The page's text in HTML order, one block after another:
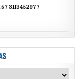
3113452977